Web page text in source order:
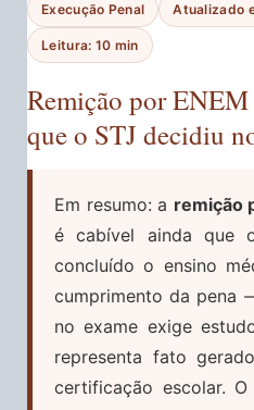
Execução Penal Atualizado
Leitura: 10 min
Remição por
que o STJ decidiu
Em resumo: a remição
é cabível ainda que
concluído o ensino
cumprimento da pena
no exame exige
representa fato
certificação escolar.